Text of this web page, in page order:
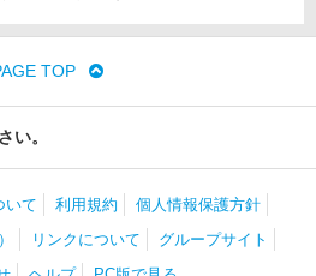
TOP
い。
いて 利用規約
個人情報保護方針
リンクについて
グループサイト